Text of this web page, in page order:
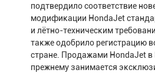
подтвердило соответствие
модификации HondaJet
и лётно-техническим
также одобрило регистрацию
стране. Продажами HondaJet в
прежнему занимается